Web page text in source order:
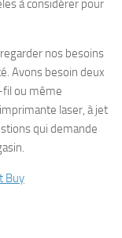
à considérer pour
nos besoins
Avons besoin deux
fil ou même
laser, à jet
qui demande
Buy